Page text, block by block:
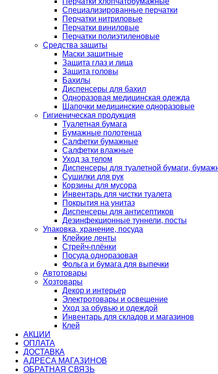
Специализированные перчатки
Перчатки нитриловые
Перчатки виниловые
Перчатки полиэтиленовые
Средства защиты
Маски защитные
Защита глаз и лица
Защита головы
Бахилы
Диспенсеры для бахил
Одноразовая медицинская одежда
Шапочки медицинские одноразовые
Гигиеническая продукция
Туалетная бумага
Бумажные полотенца
Салфетки бумажные
Салфетки влажные
Уход за телом
Диспенсеры для туалетной бумаги,
Сушилки для рук
Корзины для мусора
Инвентарь для чистки туалета
Покрытия на унитаз
Диспенсеры для антисептиков
Дезинфекционные туннели, посты
Упаковка, хранение, посуда
Клейкие ленты
Стрейч-плёнки
Посуда одноразовая
Фольга и бумага для выпечки
Автотовары
Хозтовары
Декор и интерьер
Электротовары и освещение
Уход за обувью и одеждой
Инвентарь для складов и магазинов
Клей
АКЦИИ
ОПЛАТА
ДОСТАВКА
АДРЕСА МАГАЗИНОВ
ОБРАТНАЯ СВЯЗЬ